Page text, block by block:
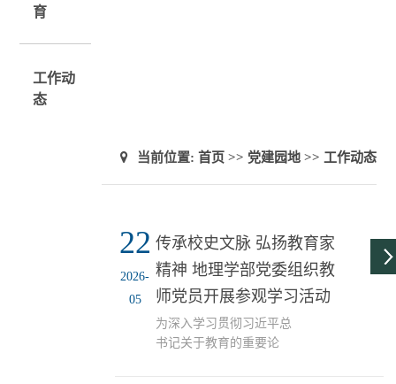
育
工作动
态
当前位置: 首页 >> 党建园地>> 工作动态
22
2026-
05
传承校史文脉 弘扬教育家
精神 地理学部党委组织教
师党员开展参观学习活动
为深入学习贯彻习近平总
书记关于教育的重要论